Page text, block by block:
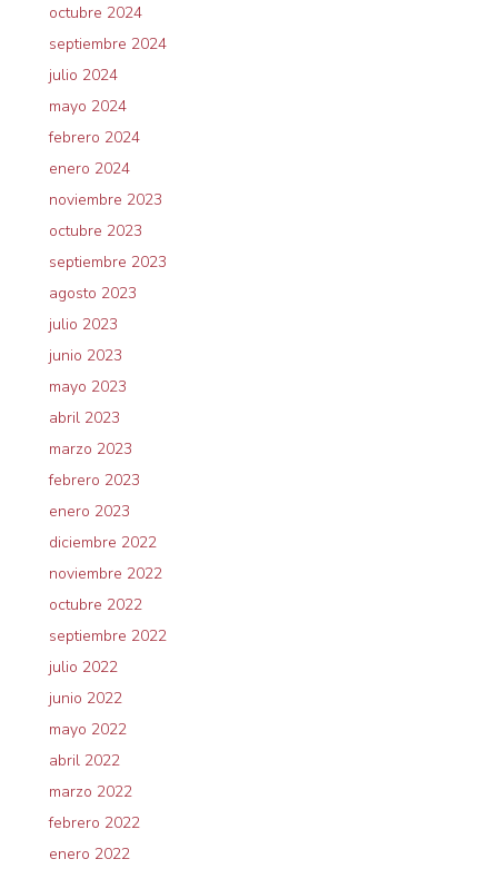
octubre 2024
septiembre 2024
julio 2024
mayo 2024
febrero 2024
enero 2024
noviembre 2023
octubre 2023
septiembre 2023
agosto 2023
julio 2023
junio 2023
mayo 2023
abril 2023
marzo 2023
febrero 2023
enero 2023
diciembre 2022
noviembre 2022
octubre 2022
septiembre 2022
julio 2022
junio 2022
mayo 2022
abril 2022
marzo 2022
febrero 2022
enero 2022